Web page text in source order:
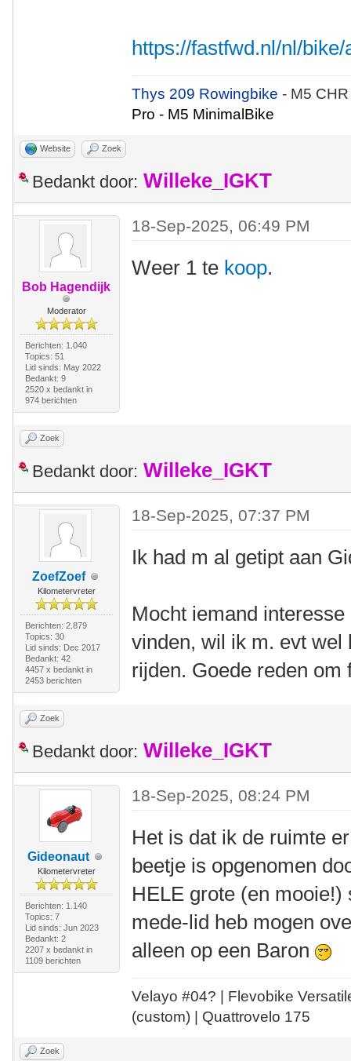
https://fastfwd.nl/nl/
Thys 209 Rowingbike- M5
Pro - M5 MinimalBike
Website Zoek
Bedankt door: Willeke_IGKT
Bob Hagendijk
Moderator
Berichten: 1.040
Topics: 51
Lid sinds: May 2022
Bedankt: 9
2520 x bedankt in
974 berichten
18-Sep-2025, 06:49 PM
Weer 1 te koop.
Zoek
Bedankt door: Willeke_IGKT
ZoefZoef
Kilometervreter
Berichten: 2.879
Topics: 30
Lid sinds: Dec 2017
Bedankt: 42
4457 x bedankt in
2453 berichten
18-Sep-2025, 07:37 PM
Ik had m al getipt aan
Mocht iemand
vinden, wil ik m. evt wel
rijden. Goede reden
Zoek
Bedankt door: Willeke_IGKT
Gideonaut
Kilometervreter
Berichten: 1.140
Topics: 7
Lid sinds: Jun 2023
Bedankt: 2
2207 x bedankt in
1109 berichten
18-Sep-2025, 08:24 PM
Het is dat ik de ruimte
beetje is opgenomen
HELE grote (en
mede-lid heb mogen
alleen op een Baron
Velayo #04? | Flevobike
(custom) | Quattrovelo 175
Zoek